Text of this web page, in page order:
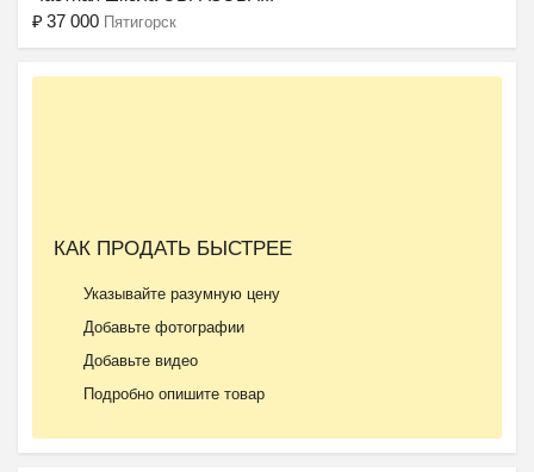
₽ 37 000 Пятигорск
КАК ПРОДАТЬ БЫСТРЕЕ
Указывайте разумную цену
Добавьте фотографии
Добавьте видео
Подробно опишите товар